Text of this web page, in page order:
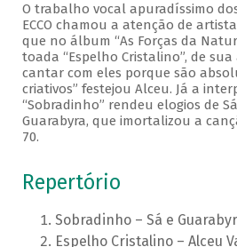
O trabalho vocal apuradíssimo
ECCO chamou a atenção de
que no álbum “As Forças da
toada “Espelho Cristalino”, de
cantar com eles porque são
criativos” festejou Alceu. Já a
“Sobradinho” rendeu elogios de
Guarabyra, que imortalizou a
70.
Repertório
Sobradinho – Sá e
Espelho Cristalino – Alceu